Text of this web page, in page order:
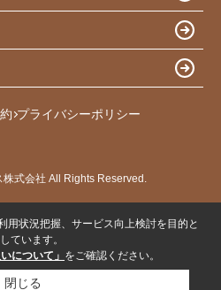
プライバシーポリシー
式会社 All Rights Reserved.
用状況把握、サービス向上検討を目的と
ています。
について」 をご確認ください。
閉じる